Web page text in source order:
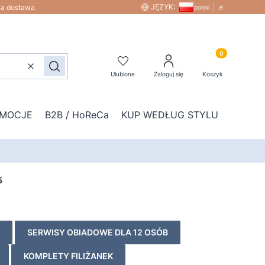
dostawa. JĘZYK: polski zł
WyczyśćSzukaj Ulubione Zaloguj się
Produkty w
Koszyk
B2B / HoReCa KUP WEDŁUG STYLU
SERWISY OBIADOWE DLA 12 OSÓB
KOMPLETY FILIŻANEK